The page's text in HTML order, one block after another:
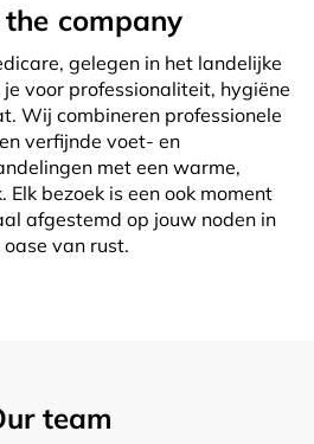
company
gelegen in het landelijke
voor professionaliteit, hygiëne
Wij combineren professionele
verfijnde voet- en
met een warme,
Elk bezoek is een ook moment
afgestemd op jouw noden in
oase van rust.
team